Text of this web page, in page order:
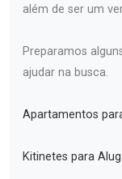
além de ser um
Preparamos
ajudar na busca.
Apartamentos
Kitinetes para